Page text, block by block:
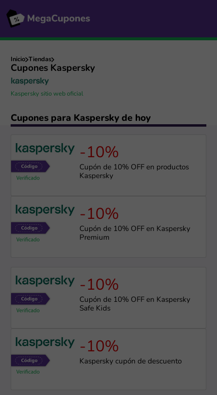
Inicio Tiendas
Cupones Kaspersky
Kaspersky sitio web oficial
Cupones para Kaspersky de hoy
-10%
Cupón de 10% OFF en productos
Kaspersky
-10%
Cupón de 10% OFF en Kaspersky
Premium
-10%
Cupón de 10% OFF en Kaspersky
Safe Kids
-10%
Kaspersky cupón de descuento